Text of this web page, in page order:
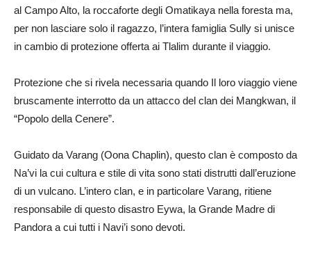
al Campo Alto, la roccaforte degli Omatikaya nella foresta ma,
per non lasciare solo il ragazzo, l’intera famiglia Sully si unisce
in cambio di protezione offerta ai Tlalim durante il viaggio.
Protezione che si rivela necessaria quando Il loro viaggio viene
bruscamente interrotto da un attacco del clan dei Mangkwan, il
“Popolo della Cenere”.
Guidato da Varang (Oona Chaplin), questo clan è composto da
Na’vi la cui cultura e stile di vita sono stati distrutti dall’eruzione
di un vulcano. L’intero clan, e in particolare Varang, ritiene
responsabile di questo disastro Eywa, la Grande Madre di
Pandora a cui tutti i Navi’i sono devoti.